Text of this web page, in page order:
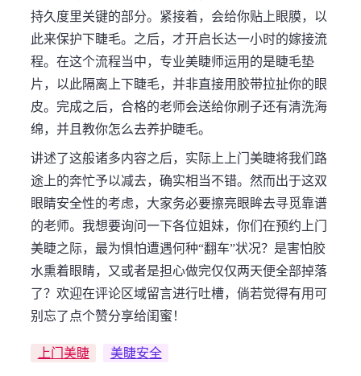
持久度里关键的部分。紧接着，会给你贴上眼膜，以
此来保护下睫毛。之后，才开启长达一小时的嫁接流
程。在这个流程当中，专业美睫师运用的是睫毛垫
片，以此隔离上下睫毛，并非直接用胶带拉扯你的眼
皮。完成之后，合格的老师会送给你刷子还有清洗海
绵，并且教你怎么去养护睫毛。
讲述了这般诸多内容之后，实际上上门美睫将我们路
途上的奔忙予以减去，确实相当不错。然而出于这双
眼睛安全性的考虑，大家务必要擦亮眼眸去寻觅靠谱
的老师。我想要询问一下各位姐妹，你们在预约上门
美睫之际，最为惧怕遭遇何种“翻车”状况？是害怕胶
水熏着眼睛，又或者是担心做完仅仅两天便全部掉落
了？欢迎在评论区域留言进行吐槽，倘若觉得有用可
别忘了点个赞分享给闺蜜！
上门美睫 美睫安全